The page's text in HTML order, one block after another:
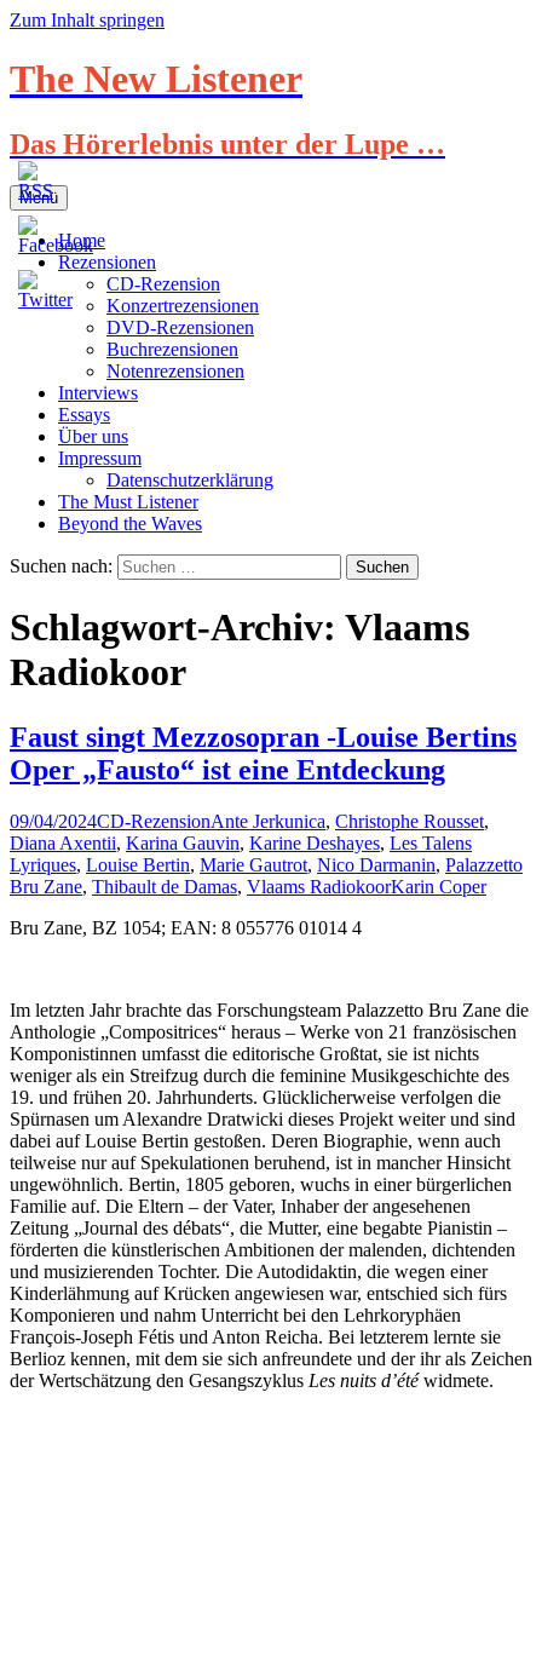
Zum Inhalt springen
The New Listener
Das Hörerlebnis unter der Lupe …
Menü
Home
Rezensionen
CD-Rezension
Konzertrezensionen
DVD-Rezensionen
Buchrezensionen
Notenrezensionen
Interviews
Essays
Über uns
Impressum
Datenschutzerklärung
The Must Listener
Beyond the Waves
Suchen nach:
Schlagwort-Archiv: Vlaams
Radiokoor
Faust singt Mezzosopran -Louise Bertins
Oper „Fausto“ ist eine Entdeckung
09/04/2024CD-RezensionAnte Jerkunica, Christophe Rousset,
Diana Axentii, Karina Gauvin, Karine Deshayes, Les Talens
Lyriques, Louise Bertin, Marie Gautrot, Nico Darmanin, Palazzetto
Bru Zane, Thibault de Damas, Vlaams RadiokoorKarin Coper
Bru Zane, BZ 1054; EAN: 8 055776 01014 4
Im letzten Jahr brachte das Forschungsteam Palazzetto Bru Zane die
Anthologie „Compositrices“ heraus – Werke von 21 französischen
Komponistinnen umfasst die editorische Großtat, sie ist nichts
weniger als ein Streifzug durch die feminine Musikgeschichte des
19. und frühen 20. Jahrhunderts. Glücklicherweise verfolgen die
Spürnasen um Alexandre Dratwicki dieses Projekt weiter und sind
dabei auf Louise Bertin gestoßen. Deren Biographie, wenn auch
teilweise nur auf Spekulationen beruhend, ist in mancher Hinsicht
ungewöhnlich. Bertin, 1805 geboren, wuchs in einer bürgerlichen
Familie auf. Die Eltern – der Vater, Inhaber der angesehenen
Zeitung „Journal des débats“, die Mutter, eine begabte Pianistin –
förderten die künstlerischen Ambitionen der malenden, dichtenden
und musizierenden Tochter. Die Autodidaktin, die wegen einer
Kinderlähmung auf Krücken angewiesen war, entschied sich fürs
Komponieren und nahm Unterricht bei den Lehrkoryphäen
François-Joseph Fétis und Anton Reicha. Bei letzterem lernte sie
Berlioz kennen, mit dem sie sich anfreundete und der ihr als Zeichen
der Wertschätzung den Gesangszyklus Les nuits d’étéwidmete.